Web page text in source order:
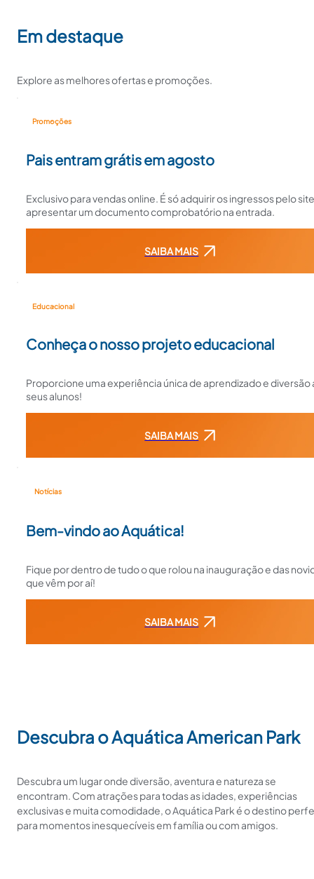
Em destaque
Explore as melhores ofertas e promoções.
Promoções
Pais entram grátis em agosto
Exclusivo para vendas online. É só adquirir os ingressos pelo
apresentar um documento comprobatório na entrada.
SAIBA MAIS
Educacional
Conheça o nosso projeto educacional
Proporcione uma experiência única de aprendizado e diversão
seus alunos!
SAIBA MAIS
Notícias
Bem-vindo ao Aquática!
Fique por dentro de tudo o que rolou na inauguração e das
que vêm por aí!
SAIBA MAIS
Descubra o Aquática American Park
Descubra um lugar onde diversão, aventura e natureza se
encontram. Com atrações para todas as idades, experiências
exclusivas e muita comodidade, o Aquática Park é o destino
para momentos inesquecíveis em família ou com amigos.